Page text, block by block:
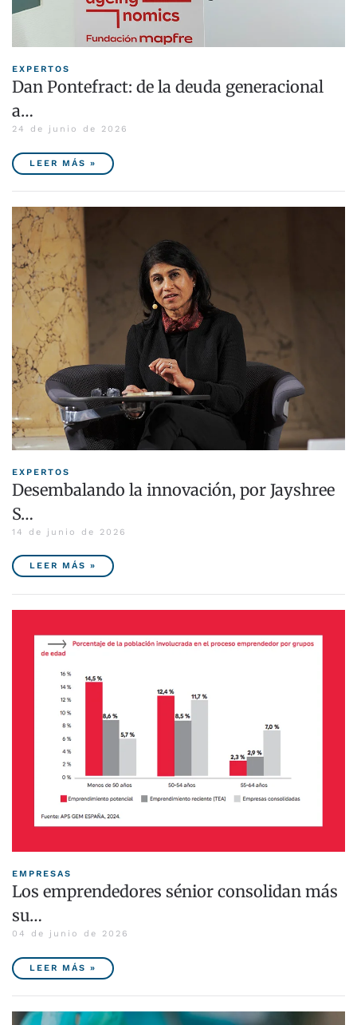
EXPERTOS
Dan Pontefract: de la deuda generacional
a…
24 de junio de 2026
LEER MÁS »
EXPERTOS
Desembalando la innovación, por Jayshree
S…
14 de junio de 2026
LEER MÁS »
EMPRESAS
Los emprendedores sénior consolidan más
su…
04 de junio de 2026
LEER MÁS »